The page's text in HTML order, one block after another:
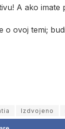
A ako
o ovoj temi;
Izdvojeno